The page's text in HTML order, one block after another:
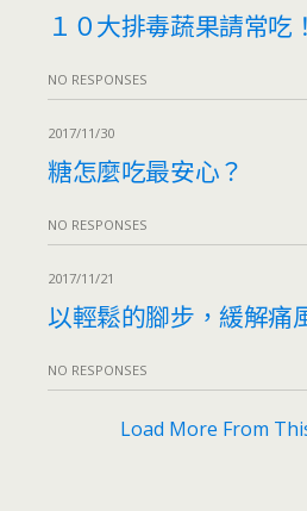
１０大排毒蔬果請常吃！
NO RESPONSES
2017/11/30
糖怎麼吃最安心？
NO RESPONSES
2017/11/21
以輕鬆的腳步，緩解痛
NO RESPONSES
Load More From